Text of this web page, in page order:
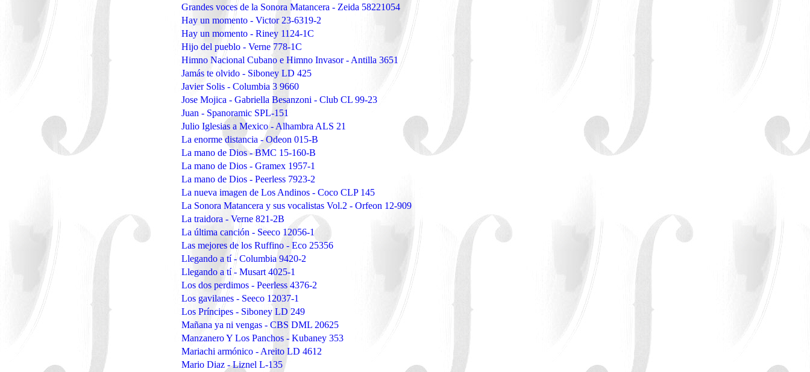
Grandes voces de la Sonora Matancera - Zeida 58221054
Hay un momento - Victor 23-6319-2
Hay un momento - Riney 1124-1C
Hijo del pueblo - Verne 778-1C
Himno Nacional Cubano e Himno Invasor - Antilla 3651
Jamás te olvido - Siboney LD 425
Javier Solis - Columbia 3 9660
Jose Mojica - Gabriella Besanzoni - Club CL 99-23
Juan - Spanoramic SPL-151
Julio Iglesias a Mexico - Alhambra ALS 21
La enorme distancia - Odeon 015-B
La mano de Dios - BMC 15-160-B
La mano de Dios - Gramex 1957-1
La mano de Dios - Peerless 7923-2
La nueva imagen de Los Andinos - Coco CLP 145
La Sonora Matancera y sus vocalistas Vol.2 - Orfeon 12-909
La traidora - Verne 821-2B
La última canción - Seeco 12056-1
Las mejores de los Ruffino - Eco 25356
Llegando a tí - Columbia 9420-2
Llegando a tí - Musart 4025-1
Los dos perdimos - Peerless 4376-2
Los gavilanes - Seeco 12037-1
Los Príncipes - Siboney LD 249
Mañana ya ni vengas - CBS DML 20625
Manzanero Y Los Panchos - Kubaney 353
Mariachi armónico - Areito LD 4612
Mario Diaz - Liznel L-135